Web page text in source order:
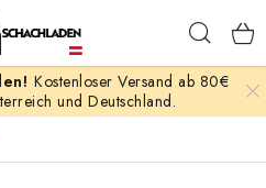
Kostenloser Versand ab 80€
und Deutschland.